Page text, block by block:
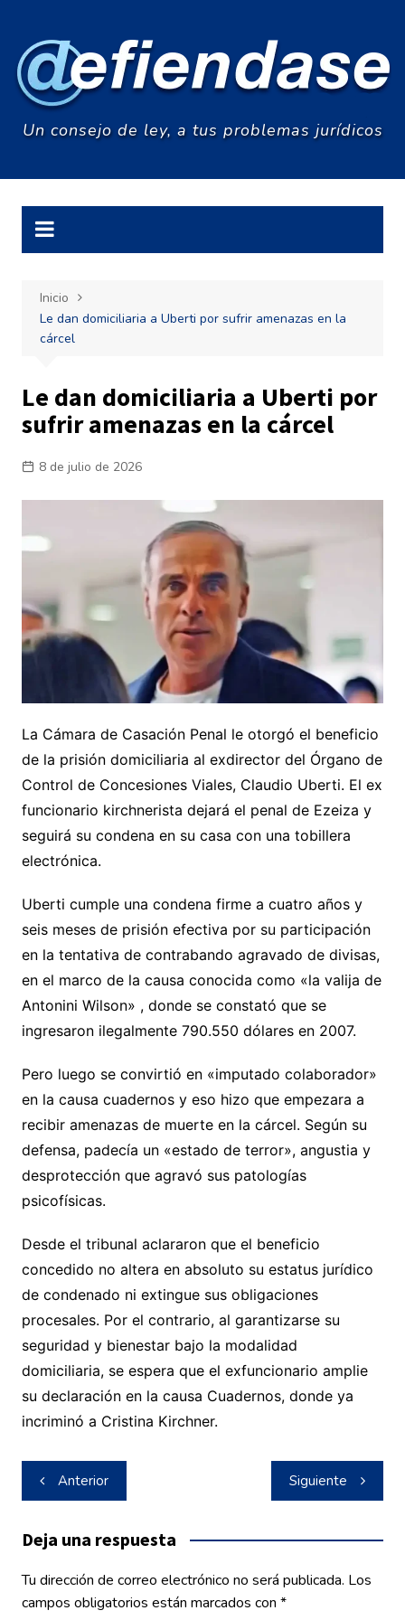
contenido
Un consejo de ley, a tus problemas jurídicos
Inicio
Le dan domiciliaria a Uberti por sufrir amenazas en la
cárcel
Le dan domiciliaria a Uberti por
sufrir amenazas en la cárcel
8 de julio de 2026
La Cámara de Casación Penal le otorgó el beneficio
de la prisión domiciliaria al exdirector del Órgano de
Control de Concesiones Viales, Claudio Uberti. El ex
funcionario kirchnerista dejará el penal de Ezeiza y
seguirá su condena en su casa con una tobillera
electrónica.
Uberti cumple una condena firme a cuatro años y
seis meses de prisión efectiva por su participación
en la tentativa de contrabando agravado de divisas,
en el marco de la causa conocida como «la valija de
Antonini Wilson» , donde se constató que se
ingresaron ilegalmente 790.550 dólares en 2007.
Pero luego se convirtió en «imputado colaborador»
en la causa cuadernos y eso hizo que empezara a
recibir amenazas de muerte en la cárcel. Según su
defensa, padecía un «estado de terror», angustia y
desprotección que agravó sus patologías
psicofísicas.
Desde el tribunal aclararon que el beneficio
concedido no altera en absoluto su estatus jurídico
de condenado ni extingue sus obligaciones
procesales. Por el contrario, al garantizarse su
seguridad y bienestar bajo la modalidad
domiciliaria, se espera que el exfuncionario amplie
su declaración en la causa Cuadernos, donde ya
incriminó a Cristina Kirchner.
Navegación
de
entradas
Anterior Siguiente
Deja una respuesta
Tu dirección de correo electrónico no será publicada. Los
campos obligatorios están marcados con *